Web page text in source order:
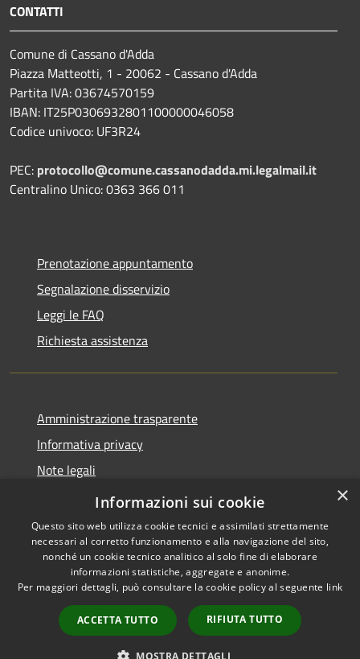
CONTATTI
Comune di Cassano d'Adda
Piazza Matteotti, 1 - 20062 - Cassano d'Adda
Partita IVA: 03674570159
IBAN: IT25P0306932801100000046058
Codice univoco: UF3R24
PEC: protocollo@comune.cassanodadda.mi.legalmail.it
Centralino Unico: 0363 366 011
Prenotazione appuntamento
Segnalazione disservizio
Leggi le FAQ
Richiesta assistenza
Amministrazione trasparente
Informativa privacy
Note legali
Dichiarazione di accessibilità
Accessibilità
Copyright © 2026 • Comune di
Cassano d'Adda • Powered by
Municipium•
Accesso
redazione
×
Informazioni sui cookie
Questo sito web utilizza cookie tecnici e assimilati strettamente
necessari al corretto funzionamento e alla navigazione del sito,
nonché un cookie tecnico analitico al solo fine di elaborare
informazioni statistiche, aggregate e anonime.
Per maggiori dettagli, può consultare la cookie policy al seguente link
ACCETTA TUTTO RIFIUTA TUTTO
MOSTRA DETTAGLI